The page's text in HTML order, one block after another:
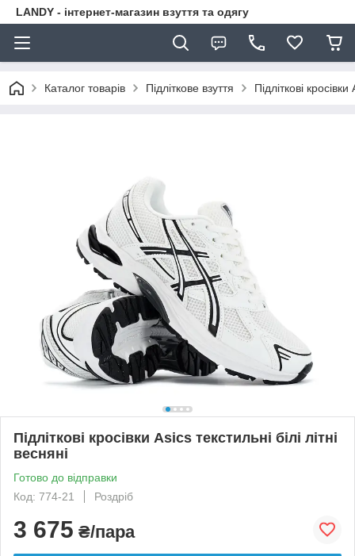
LANDY - інтернет-магазин взуття та одягу
Каталог товарів Підліткове взуття Підліткові
Підліткові кросівки Asics текстильні білі літні
весняні
Готово до відправки
Код: 774-21
Роздріб
3 675 ₴/пара